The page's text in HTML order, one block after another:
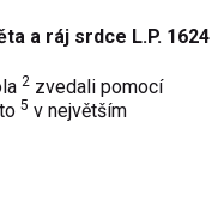
a ráj srdce L.P. 1624
2 zvedali pomocí
5 v největším